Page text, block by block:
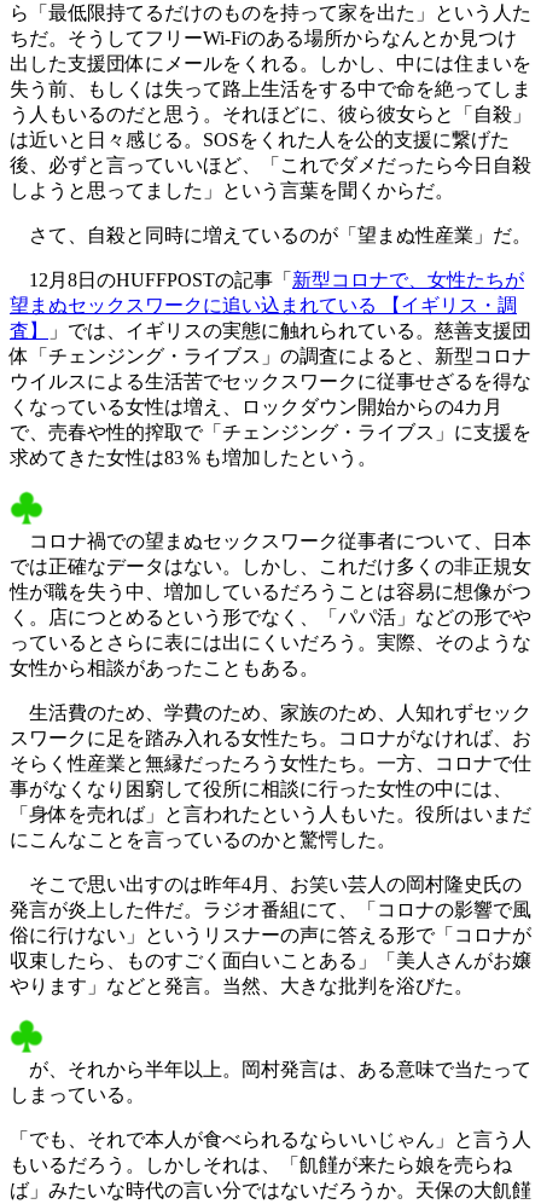
ら「最低限持てるだけのものを持って家を出た」という人た
ちだ。そうしてフリーWi-Fiのある場所からなんとか見つけ
出した支援団体にメールをくれる。しかし、中には住まいを
失う前、もしくは失って路上生活をする中で命を絶ってしま
う人もいるのだと思う。それほどに、彼ら彼女らと「自殺」
は近いと日々感じる。SOSをくれた人を公的支援に繋げた
後、必ずと言っていいほど、「これでダメだったら今日自殺
しようと思ってました」という言葉を聞くからだ。
さて、自殺と同時に増えているのが「望まぬ性産業」だ。
12月8日のHUFFPOSTの記事「 新型コロナで、女性たちが
望まぬセックスワークに追い込まれている 【イギリス・調
査】
」では、イギリスの実態に触れられている。慈善支援団
体「チェンジング・ライブス」の調査によると、新型コロナ
ウイルスによる生活苦でセックスワークに従事せざるを得な
くなっている女性は増え、ロックダウン開始からの4カ月
で、売春や性的搾取で「チェンジング・ライブス」に支援を
求めてきた女性は83％も増加したという。
コロナ禍での望まぬセックスワーク従事者について、日本
では正確なデータはない。しかし、これだけ多くの非正規女
性が職を失う中、増加しているだろうことは容易に想像がつ
く。店につとめるという形でなく、「パパ活」などの形でや
っているとさらに表には出にくいだろう。実際、そのような
女性から相談があったこともある。
生活費のため、学費のため、家族のため、人知れずセック
スワークに足を踏み入れる女性たち。コロナがなければ、お
そらく性産業と無縁だったろう女性たち。一方、コロナで仕
事がなくなり困窮して役所に相談に行った女性の中には、
「身体を売れば」と言われたという人もいた。役所はいまだ
にこんなことを言っているのかと驚愕した。
そこで思い出すのは昨年4月、お笑い芸人の岡村隆史氏の
発言が炎上した件だ。ラジオ番組にて、「コロナの影響で風
俗に行けない」というリスナーの声に答える形で「コロナが
収束したら、ものすごく面白いことある」「美人さんがお嬢
やります」などと発言。当然、大きな批判を浴びた。
が、それから半年以上。岡村発言は、ある意味で当たって
しまっている。
「でも、それで本人が食べられるならいいじゃん」と言う人
もいるだろう。しかしそれは、「飢饉が来たら娘を売らね
ば」みたいな時代の言い分ではないだろうか。天保の大飢饉